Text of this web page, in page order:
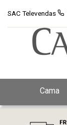
SAC Televendas
Cama